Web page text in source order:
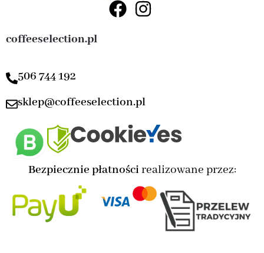
coffeeselection.pl
506 744 192
sklep@coffeeselection.pl
Bezpiecznie płatnościrealizowane przez: